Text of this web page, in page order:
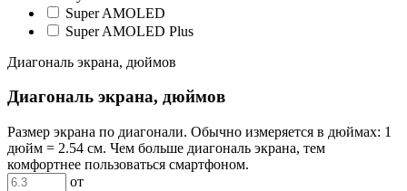
Super AMOLED
Super AMOLED Plus
Диагональ экрана, дюймов
Диагональ экрана, дюймов
Размер экрана по диагонали. Обычно измеряется в дюймах: 1
дюйм = 2.54 см. Чем больше диагональ экрана, тем
комфортнее пользоваться смартфоном.
от